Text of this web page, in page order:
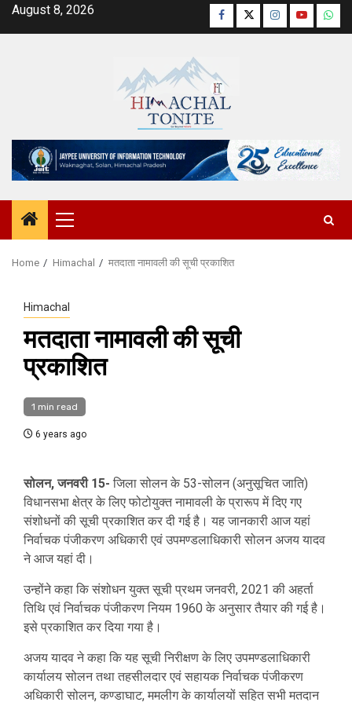
SkipAugust 8, 2026 Facebook
TwitterInstagram
YouTube
Primary
Menu
Home Himachal मतदाता नामावली की सूची प्रकाशित
Himachal
मतदाता नामावली की सूची
प्रकाशित
1 min read
6 years ago
सोलन, जनवरी 15- जिला सोलन के 53-सोलन (अनुसूचित जाति)
विधानसभा क्षेत्र के लिए फोटोयुक्त नामावली के प्रारूप में दिए गए
संशोधनों की सूची प्रकाशित कर दी गई है। यह जानकारी आज यहां
निर्वाचक पंजीकरण अधिकारी एवं उपमण्डलाधिकारी सोलन अजय यादव
ने आज यहां दी।
उन्होंने कहा कि संशोधन युक्त सूची प्रथम जनवरी, 2021 की अहर्ता
तिथि एवं निर्वाचक पंजीकरण नियम 1960 के अनुसार तैयार की गई है।
इसे प्रकाशित कर दिया गया है।
अजय यादव ने कहा कि यह सूची निरीक्षण के लिए उपमण्डलाधिकारी
कार्यालय सोलन तथा तहसीलदार एवं सहायक निर्वाचक पंजीकरण
अधिकारी सोलन, कण्डाघाट, ममलीग के कार्यालयों सहित सभी मतदान